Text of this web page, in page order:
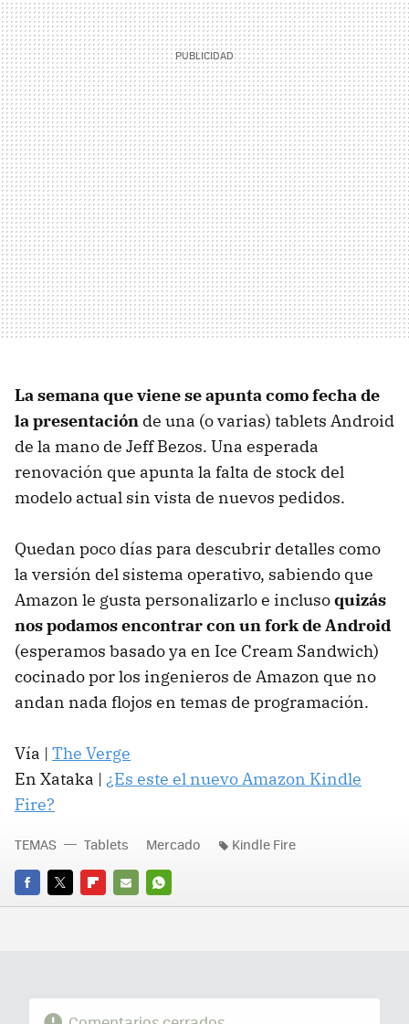
La semana que viene se apunta como fecha de
la presentación de una (o varias) tablets Android
de la mano de Jeff Bezos. Una esperada
renovación que apunta la falta de stock del
modelo actual sin vista de nuevos pedidos.
Quedan poco días para descubrir detalles como
la versión del sistema operativo, sabiendo que
Amazon le gusta personalizarlo e inclusoquizás
nos podamos encontrar con un fork de Android
(esperamos basado ya en Ice Cream Sandwich)
cocinado por los ingenieros de Amazon que no
andan nada flojos en temas de programación.
Vía | The Verge
En Xataka | ¿Es este el nuevo Amazon Kindle
Fire?
FACEBOOK
TWITTERFLIPBOARD
E-
WHATSAPP
TEMAS Tablets Mercado Kindle Fire